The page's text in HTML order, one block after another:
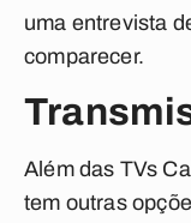
uma entrevista
comparecer.
Além das TVs
tem outras